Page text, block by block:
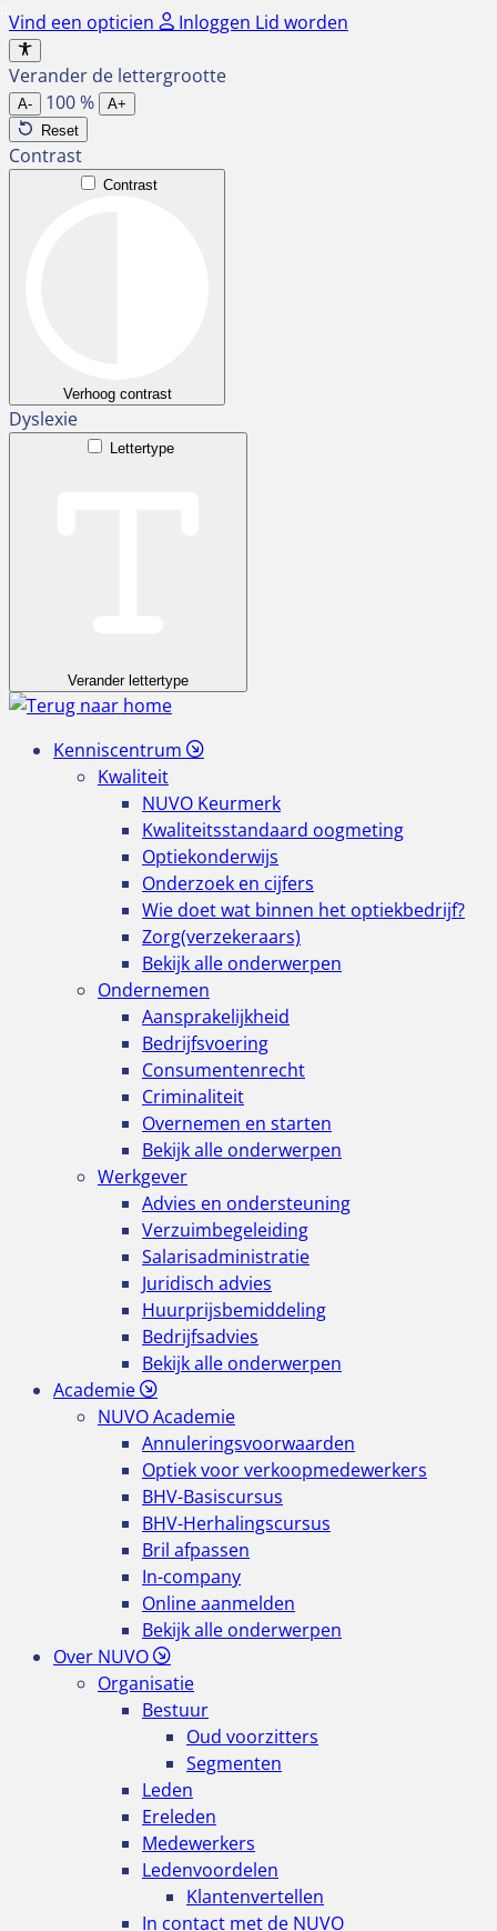
Ga
naar
de
inhoud
Vind een opticien Inloggen Lid worden
Verander de lettergrootte
A- 100%
A+
Reset
Contrast
Contrast
Verhoog contrast
Dyslexie
Lettertype
Verander lettertype
Kenniscentrum
Kwaliteit
NUVO Keurmerk
Kwaliteitsstandaard oogmeting
Optiekonderwijs
Onderzoek en cijfers
Wie doet wat binnen het optiekbedrijf?
Zorg(verzekeraars)
Bekijk alle onderwerpen
Ondernemen
Aansprakelijkheid
Bedrijfsvoering
Consumentenrecht
Criminaliteit
Overnemen en starten
Bekijk alle onderwerpen
Werkgever
Advies en ondersteuning
Verzuimbegeleiding
Salarisadministratie
Juridisch advies
Huurprijsbemiddeling
Bedrijfsadvies
Bekijk alle onderwerpen
Academie
NUVO Academie
Annuleringsvoorwaarden
Optiek voor verkoopmedewerkers
BHV-Basiscursus
BHV-Herhalingscursus
Bril afpassen
In-company
Online aanmelden
Bekijk alle onderwerpen
Over NUVO
Organisatie
Bestuur
Oud voorzitters
Segmenten
Leden
Ereleden
Medewerkers
Ledenvoordelen
Klantenvertellen
In contact met de NUVO